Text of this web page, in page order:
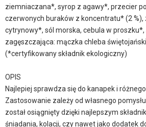
ziemniaczana*, syrop z agawy*, przecier
czerwonych buraków z koncentratu* (2 %),
cytrynowy*, sól morska, cebula w
zagęszczająca: mączka chleba
(*certyfikowany składnik ekologiczny)
OPIS
Najlepiej sprawdza się do kanapek i
Zastosowanie zależy od własnego
został osiągnięty dzięki najlepszym
śniadania, kolacji, czy nawet jako dodatek